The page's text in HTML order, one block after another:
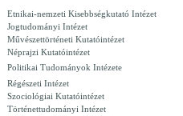
Etnikai-nemzeti Kisebbségkutató Intézet
Jogtudományi Intézet
Művészettörténeti Kutatóintézet
Néprajzi Kutatóintézet
Politikai Tudományok Intézete
Régészeti Intézet
Szociológiai Kutatóintézet
Történettudományi Intézet